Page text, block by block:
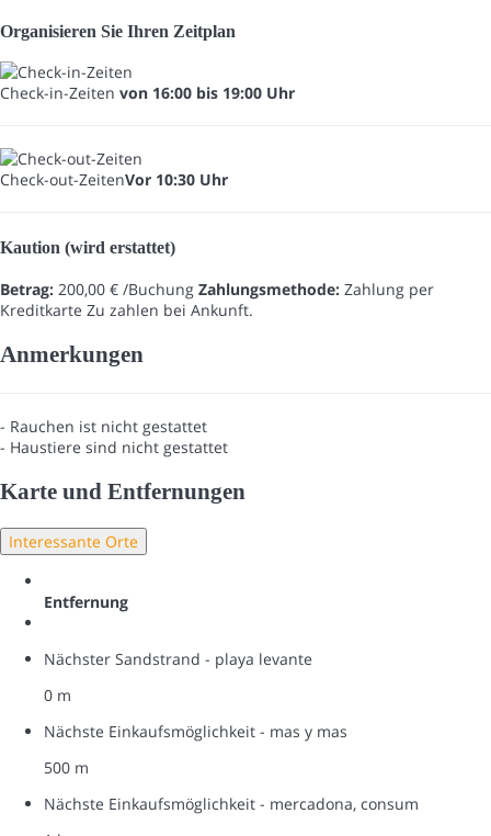
Organisieren Sie Ihren Zeitplan
Check-in-Zeiten von 16:00 bis 19:00 Uhr
Check-out-ZeitenVor 10:30 Uhr
Kaution (wird erstattet)
Betrag: 200,00 € /Buchung Zahlungsmethode: Zahlung per
Kreditkarte Zu zahlen bei Ankunft.
Anmerkungen
- Rauchen ist nicht gestattet
- Haustiere sind nicht gestattet
Karte und Entfernungen
Interessante Orte
Entfernung
Nächster Sandstrand - playa levante
0 m
Nächste Einkaufsmöglichkeit - mas y mas
500 m
Nächste Einkaufsmöglichkeit - mercadona, consum